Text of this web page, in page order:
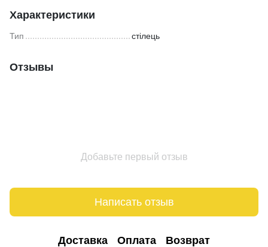
Характеристики
Тип стілець
Отзывы
Добавьте первый отзыв
Написать отзыв
Доставка Оплата Возврат